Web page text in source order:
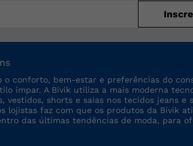
o conforto, bem-estar e preferências do
ímpar. A Bivik utiliza a mais moderna
vestidos, shorts e saias nos tecidos jeans
lojistas faz com que os produtos da Bivik
das últimas tendências de moda, para